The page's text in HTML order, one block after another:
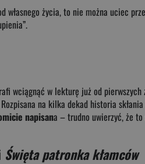
życia, to nie można uciec
wciągnąć w lekturę już od pierwszych
na kilka dekad historia
napisana – trudno uwierzyć, że
Święta patronka kłamców